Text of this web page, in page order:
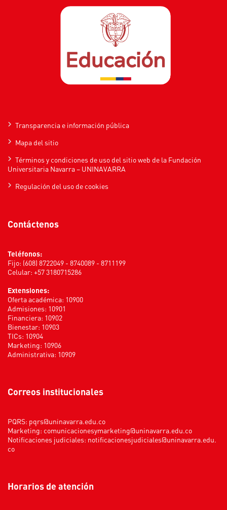
Transparencia e información pública
Mapa del sitio
Términos y condiciones de uso del sitio web de la Fundación
Universitaria Navarra – UNINAVARRA
Regulación del uso de cookies
Contáctenos
Teléfonos:
Fijo: (608) 8722049 - 8740089 - 8711199
Celular: +57 3180715286
Extensiones:
Oferta académica: 10900
Admisiones: 10901
Financiera: 10902
Bienestar: 10903
TICs: 10904
Marketing: 10906
Administrativa: 10909
Correos institucionales
PQRS: pqrs@uninavarra.edu.co
Marketing: comunicacionesymarketing@uninavarra.edu.co
Notificaciones judiciales: notificacionesjudiciales@uninavarra.edu.
co
Horarios de atención